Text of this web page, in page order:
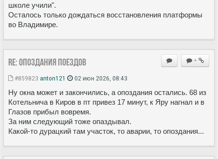
школе учили".
Осталось только дождаться восстановления платформы
во Владимире.
+
Re: Опоздания поездов
#859823 anton121 02 июн 2026, 08:43
Ну окна может и закончились, а опоздания остались. 68 из
Котельнича в Киров в пт привез 17 минут, к Яру нагнал и в
Глазов прибыл вовремя.
За ним следующий тоже опаздывал.
Какой-то дурацкий там участок, то аварии, то опоздания...